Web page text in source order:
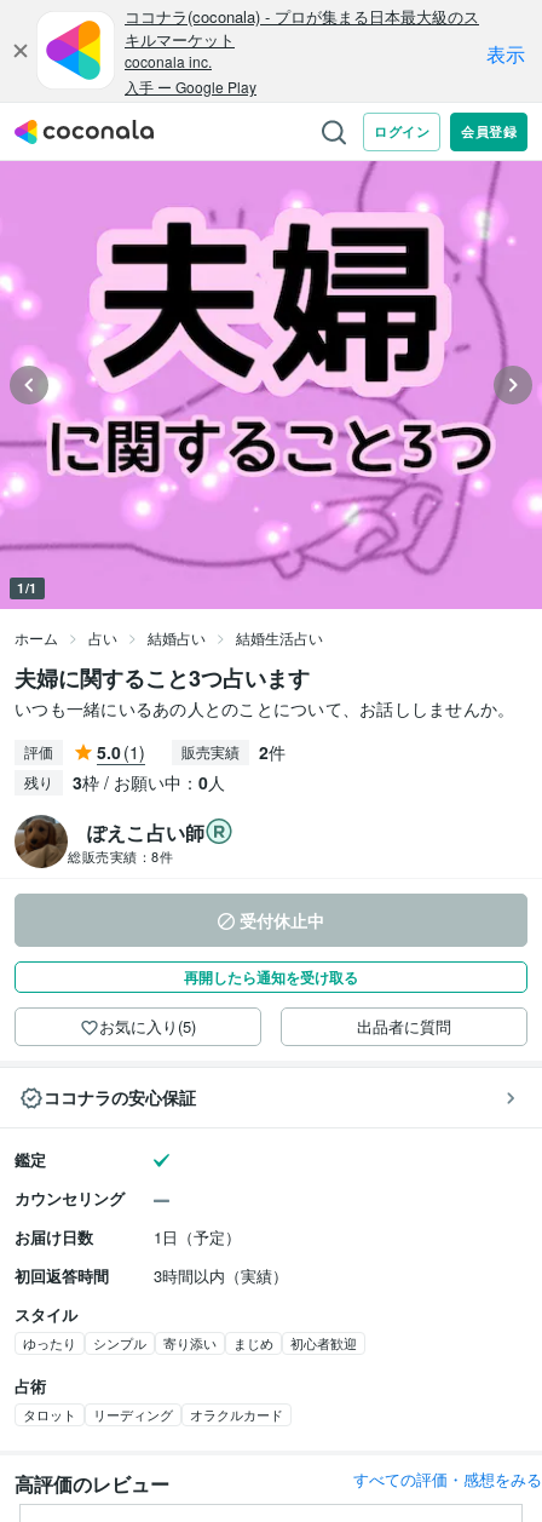
1/1
ホーム 占い 結婚占い 結婚生活占い
夫婦に関すること3つ占います
いつも一緒にいるあの人とのことについて、お話ししませんか。
評価 5.0(1) 販売実績 2件
残り 3枠 / お願い中： 0人
ぽえこ占い師
総販売実績： 8件
受付休止中
再開したら通知を受け取る
お気に入り(5) 出品者に質問
ココナラの安心保証
鑑定
カウンセリング
お届け日数
1日（予定）
初回返答時間
3時間以内（実績）
スタイル
ゆったり シンプル 寄り添い まじめ 初心者歓迎
占術
タロット リーディング オラクルカード
高評価のレビュー すべての評価・感想をみる